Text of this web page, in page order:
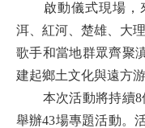
啟動儀式現場，
洱、紅河、楚雄、大
歌手和當地群眾齊聚
建起鄉土文化與遠方
本次活動將持續8
舉辦43場專題活動。